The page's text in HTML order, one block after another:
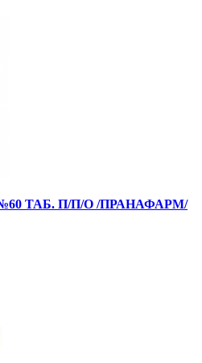
ТАБ. П/П/О /ПРАНАФАРМ/